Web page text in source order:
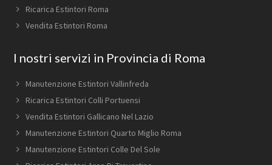
Ricarica Estintori Roma
Vendita Estintori Roma
I nostri servizi in Provincia di Roma
Manutenzione Estintori Vallinfreda
Ricarica Estintori Colli Portuensi
Vendita Estintori Gallicano Nel Lazio
Manutenzione Estintori Quarto Miglio Roma
Manutenzione Estintori Colle Del Sole